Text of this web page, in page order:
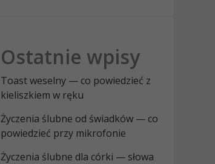
Ostatnie wpisy
Toast weselny — co powiedzieć z
kieliszkiem w ręku
Życzenia ślubne od świadków — co
powiedzieć przy mikrofonie
Życzenia ślubne dla córki — słowa